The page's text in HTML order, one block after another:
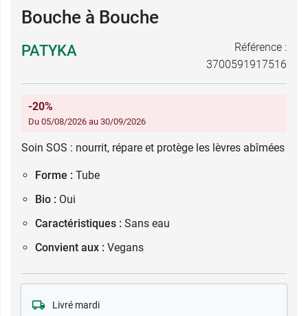
Bouche à Bouche
PATYKA
Référence :
3700591917516
-20%
Du 05/08/2026 au 30/09/2026
Soin SOS : nourrit, répare et protège les lèvres abîmées
Forme : Tube
Bio : Oui
Caractéristiques : Sans eau
Convient aux : Vegans
Livré mardi